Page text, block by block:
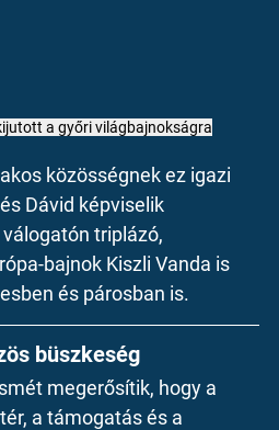
a győri világbajnokságra
közösségnek ez igazi
Dávid képviselik
triplázó,
bajnok Kiszli Vanda is
és párosban is.
büszkeség
megerősítik, hogy a
a támogatás és a